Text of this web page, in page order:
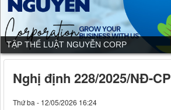
DỊCH VỤ CỦA LUẬT NGUYỄN CORP
Nghị định 228/2025/NĐ-CP
Thứ ba - 12/05/2026 16:24